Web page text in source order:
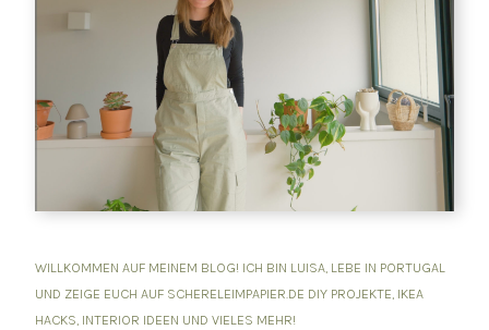
WILLKOMMEN AUF MEINEM BLOG! ICH BIN LUISA, LEBE IN PORTUGAL
UND ZEIGE EUCH AUF SCHERELEIMPAPIER.DE DIY PROJEKTE, IKEA
HACKS, INTERIOR IDEEN UND VIELES MEHR!